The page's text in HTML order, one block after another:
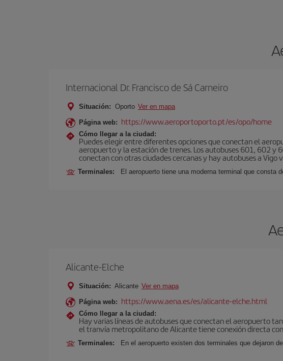
Internacional Dr. Francisco de Sá Carneiro
Situación: Oporto Ver en mapa
Página web: https://www.aeroportoporto.pt/es/opo/home
Cómo llegar a la ciudad:
Puedes elegir entre diferentes opciones que conectan el
aeropuerto y la estación de trenes. Los autobuses 601, 602 y
conectan con otras ciudades cercanas y hay autobuses a
Terminales: El aeropuerto tiene una moderna terminal que consta
Alicante-Elche
Situación: Alicante Ver en mapa
Página web: https://www.aena.es/es/alicante-elche.html
Cómo llegar a la ciudad:
Hay varias líneas de autobuses que conectan el aeropuerto
el tranvía metropolitano de Alicante tiene conexión directa
Terminales: En el aeropuerto existen dos terminales que dejaron